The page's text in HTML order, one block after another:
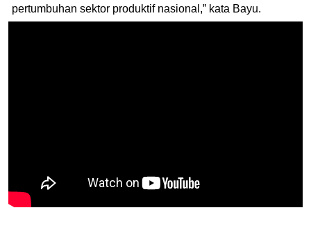
pertumbuhan sektor produktif nasional,” kata Bayu.